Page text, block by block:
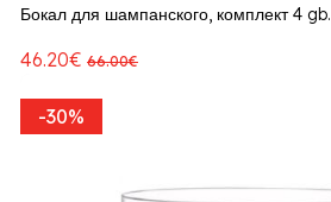
Бокал для шампанского, комплект 4 gb.
46.20€ 66.00€
-30%